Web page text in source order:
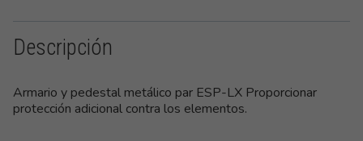
Descripción
Armario y pedestal metálico par ESP-LX Proporcionar
protección adicional contra los elementos.